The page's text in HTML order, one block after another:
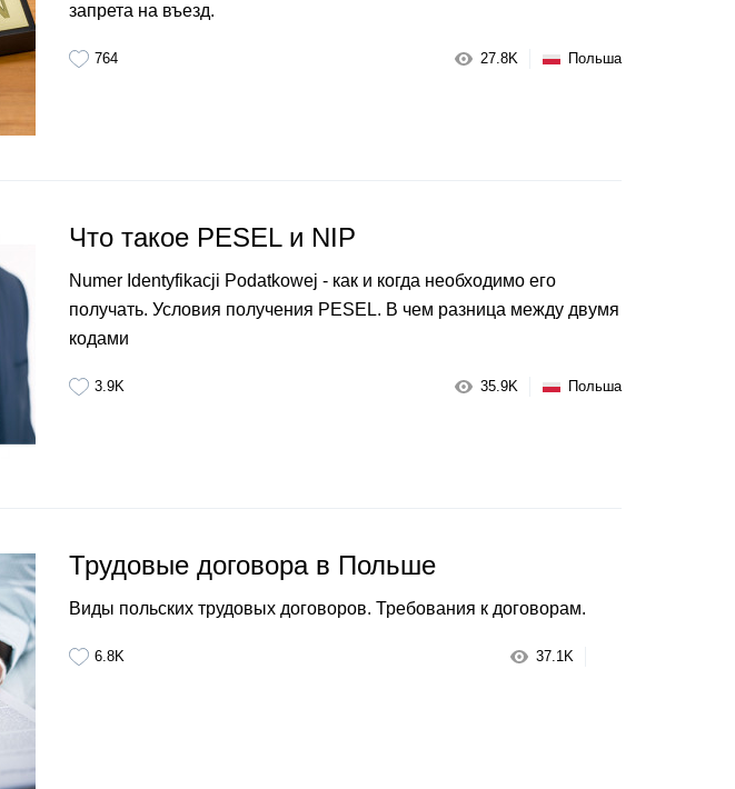
запрета на въезд.
764 27.8K Польша
Что такое PESEL и NIP
Numer Identyfikacji Podatkowej - как и когда необходимо его
получать. Условия получения PESEL. В чем разница между двумя
кодами
3.9K 35.9K Польша
Трудовые договора в Польше
Виды польских трудовых договоров. Требования к договорам.
6.8K 37.1K